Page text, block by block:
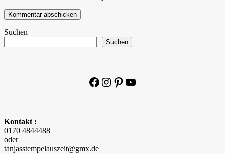
Suchen
Suchen
Facebook
Instagram
Pinterest
YouTube
Kontakt :
0170 4844488
oder
tanjasstempelauszeit@gmx.de